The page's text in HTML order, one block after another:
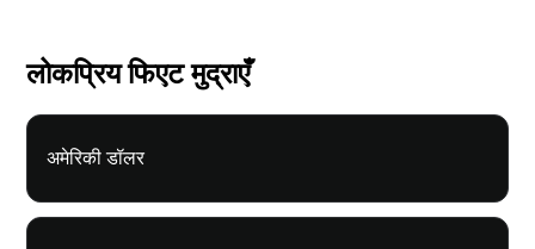
लोकप्रिय फिएट मुद्राएँ
अमेरिकी डॉलर